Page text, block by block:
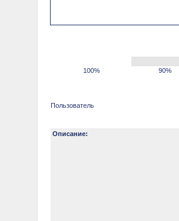
100% 90%
Пользователь
Описание: